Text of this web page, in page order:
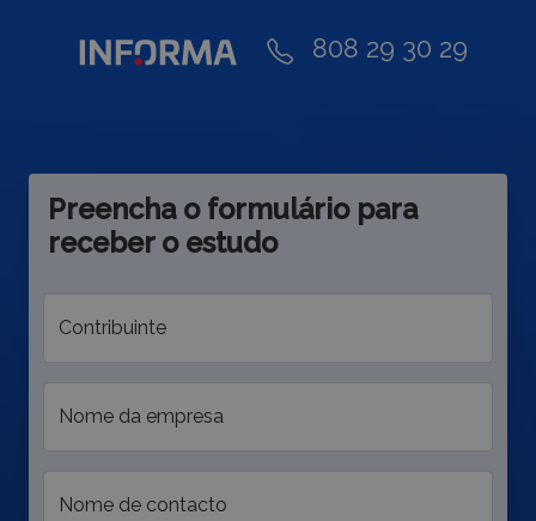
808 29 30 29
Preencha o formulário para
receber o estudo
Contribuinte
Nome da empresa
Nome de contacto